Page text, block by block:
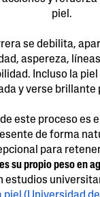
piel.
se debilita,
aspereza,
Incluso la
y verse brillante
este proceso es el
de forma
para
su propio peso en
estudios